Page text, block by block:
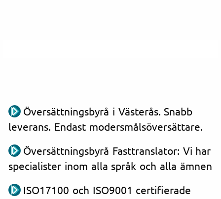
Översättningsbyrå i Västerås. Snabb
leverans. Endast modersmålsöversättare.
Översättningsbyrå Fasttranslator: Vi har
specialister inom alla språk och alla ämnen
ISO17100 och ISO9001 certifierade